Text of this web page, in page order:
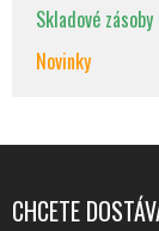
Skladové zásoby
Novinky
CHCETE